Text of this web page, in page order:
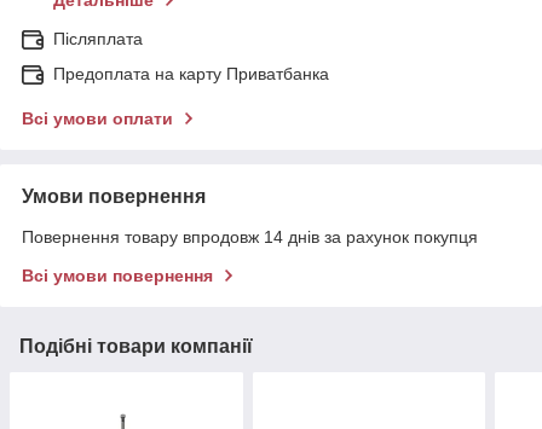
Післяплата
Предоплата на карту Приватбанка
Всі умови оплати
Умови повернення
Повернення товару впродовж 14 днів за рахунок покупця
Всі умови повернення
Подібні товари компанії